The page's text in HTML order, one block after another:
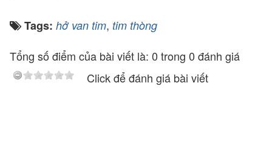
Tags: hở van tim, tim thòng
Tổng số điểm của bài viết là: 0 trong 0 đánh giá
Click để đánh giá bài viết